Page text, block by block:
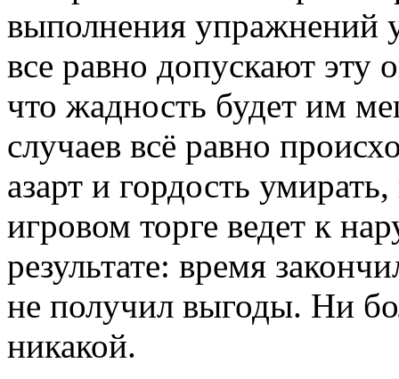
выполнения упражнений
все равно допускают
что жадность будет им
случаев всё равно
азарт и гордость
игровом торге ведет к
результате: время
не получил выгоды. Ни
никакой.